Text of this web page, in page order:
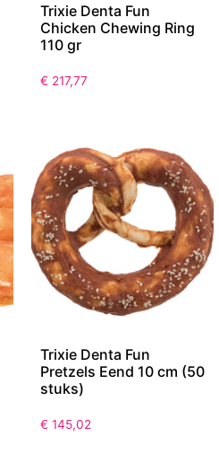
Trixie Denta Fun
Chicken Chewing Ring
110 gr
€ 217,77
Trixie Denta Fun
Pretzels Eend 10 cm (50
stuks)
€ 145,02